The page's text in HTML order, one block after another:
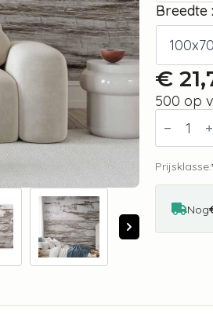
Breedte
€
500 op
Shabby
Wood
aantal
Prijsklasse:
Nog